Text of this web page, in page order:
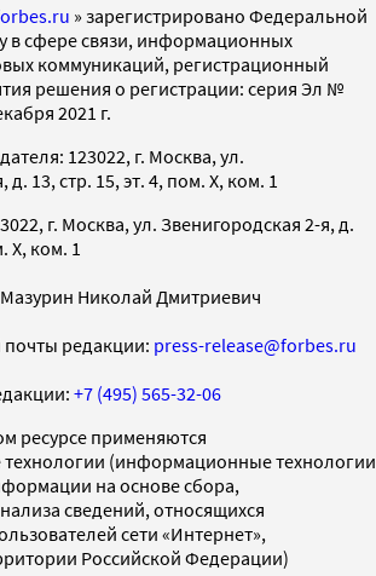
» зарегистрировано Федеральной
в сфере связи, информационных
коммуникаций, регистрационный
решения о регистрации: серия Эл №
2021 г.
123022, г. Москва, ул.
13, стр. 15, эт. 4, пом. X, ком. 1
г. Москва, ул. Звенигородская 2-я, д.
X, ком. 1
Николай Дмитриевич
редакции: press-release@forbes.ru
+7 (495) 565-32-06
ресурсе применяются
(информационные технологии
на основе сбора,
сведений, относящихся
сети «Интернет»,
Российской Федерации)